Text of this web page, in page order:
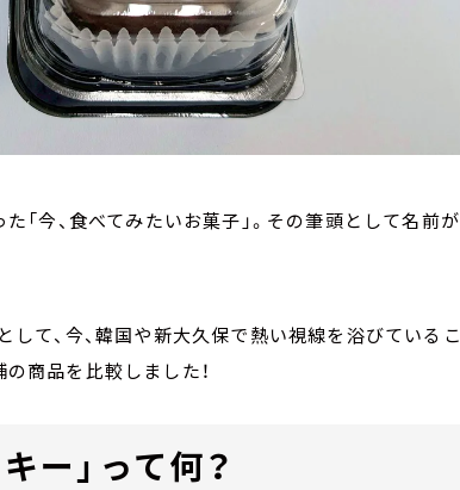
「今、食べてみたいお菓子」。その筆頭として名前が
して、今、韓国や新大久保で熱い視線を浴びているこ
商品を比較しました！
ー」って何？